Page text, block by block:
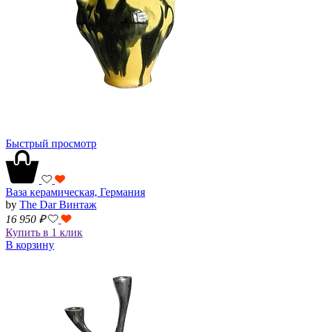
Быстрый просмотр
Ваза керамическая, Германия
by The Dar Винтаж
16 950 ₽
Купить в 1 клик
В корзину